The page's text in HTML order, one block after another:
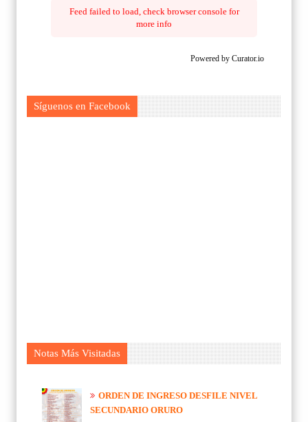
Feed failed to load, check browser console for
more info
Powered by Curator.io
Síguenos en Facebook
Notas Más Visitadas
ORDEN DE INGRESO DESFILE NIVEL
SECUNDARIO ORURO